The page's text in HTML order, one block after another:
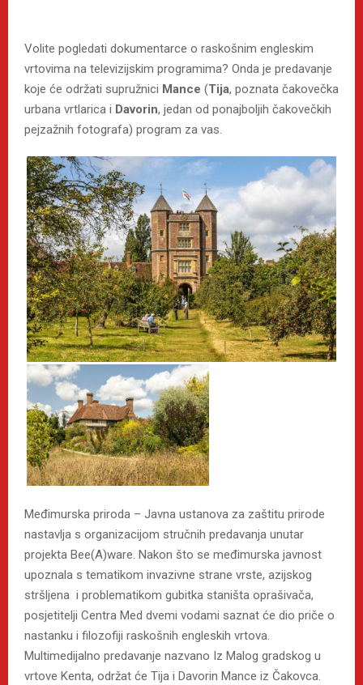
Volite pogledati dokumentarce o raskošnim engleskim
vrtovima na televizijskim programima? Onda je predavanje
koje će održati supružnici Mance (Tija, poznata čakovečka
urbana vrtlarica i Davorin, jedan od ponajboljih čakovečkih
pejzažnih fotografa) program za vas.
Međimurska priroda – Javna ustanova za zaštitu prirode
nastavlja s organizacijom stručnih predavanja unutar
projekta Bee(A)ware. Nakon što se međimurska javnost
upoznala s tematikom invazivne strane vrste, azijskog
stršljena i problematikom gubitka staništa oprašivača,
posjetitelji Centra Med dvemi vodami saznat će dio priče o
nastanku i filozofiji raskošnih engleskih vrtova.
Multimedijalno predavanje nazvano Iz Malog gradskog u
vrtove Kenta, održat će Tija i Davorin Mance iz Čakovca.